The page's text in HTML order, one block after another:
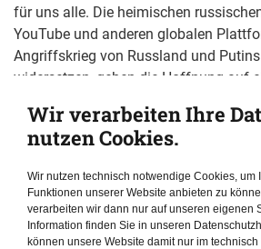
für uns alle. Die heimischen
YouTube und anderen globalen
Angriffskrieg von Russland und
widersetzen, geben die Hoffnung auf
Sie appellieren an ihre Landsleute,
länger zu folgen, die Kriegsverbrechen
Kriegsdienstverweigerung zum
Borogan und Soldatov zeigen uns in
und warum alles begann.
Wir verarbeiten Ihre
nutzen Cookies.
Wir nutzen technisch notwendige Cookies, um
Funktionen unserer Website anbieten zu
verarbeiten wir dann nur auf unseren eigenen
Information finden Sie in unseren
können unsere Website damit nur im